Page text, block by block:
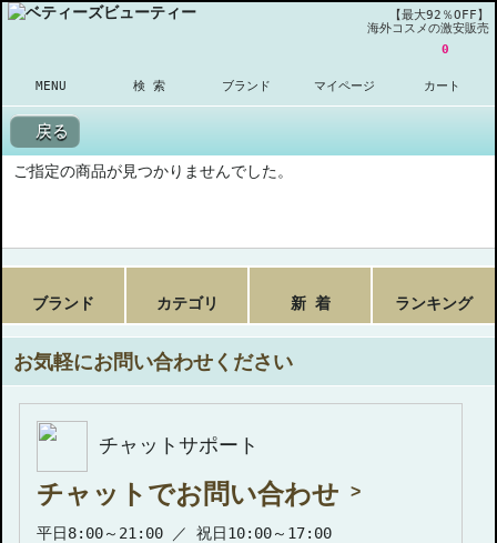
【最大92％OFF】
海外コスメの激安販売
MENU 検 索 ブランド マイページ
0
カート
戻る
ご指定の商品が見つかりませんでした。
ブランド カテゴリ 新 着 ランキング
お気軽にお問い合わせください
チャットサポート
チャットでお問い合わせ
平日8:00～21:00 ／ 祝日10:00～17:00